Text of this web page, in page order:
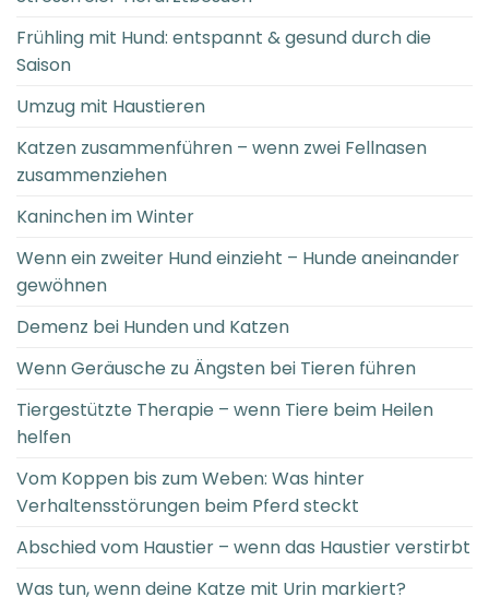
Frühling mit Hund: entspannt & gesund durch die
Saison
Umzug mit Haustieren
Katzen zusammenführen – wenn zwei Fellnasen
zusammenziehen
Kaninchen im Winter
Wenn ein zweiter Hund einzieht – Hunde aneinander
gewöhnen
Demenz bei Hunden und Katzen
Wenn Geräusche zu Ängsten bei Tieren führen
Tiergestützte Therapie – wenn Tiere beim Heilen
helfen
Vom Koppen bis zum Weben: Was hinter
Verhaltensstörungen beim Pferd steckt
Abschied vom Haustier – wenn das Haustier verstirbt
Was tun, wenn deine Katze mit Urin markiert?